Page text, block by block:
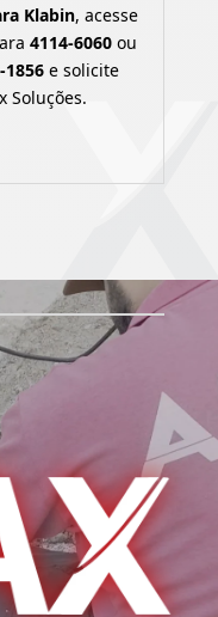
Klabin, acesse
4114-6060ou
1856 e solicite
Soluções.